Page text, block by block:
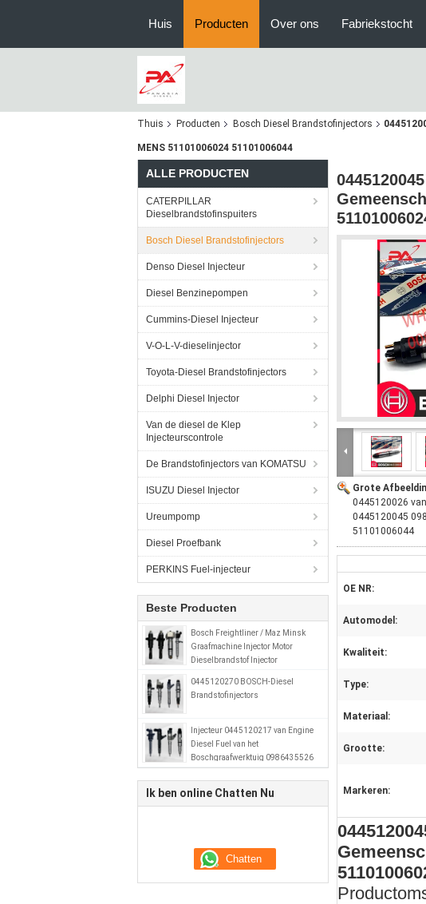
Huis Producten Over ons Fabriekstocht
Thuis Producten Bosch Diesel Brandstofinjectors
MENS 51101006024 51101006044
ALLE PRODUCTEN
CATERPILLAR
Dieselbrandstofinspuiters
Bosch Diesel Brandstofinjectors
Denso Diesel Injecteur
Diesel Benzinepompen
Cummins-Diesel Injecteur
V-O-L-V-dieselinjector
Toyota-Diesel Brandstofinjectors
Delphi Diesel Injector
Van de diesel de Klep
Injecteurscontrole
De Brandstofinjectors van KOMATSU
ISUZU Diesel Injector
Ureumpomp
Diesel Proefbank
PERKINS Fuel-injecteur
Beste Producten
Bosch Freightliner / Maz Minsk
Graafmachine Injector Motor
Dieselbrandstof Injector
A0280746902
0445120270 BOSCH-Diesel
Brandstofinjectors
Injecteur 0445120217 van Engine
Diesel Fuel van het
Boschgraafwerktuig 0986435526
51101006064
Ik ben online Chatten Nu
Grote
0445120026
0445120045
51101006044
OE NR:
Automodel:
Kwaliteit:
Type:
Materiaal:
Grootte:
Markeren: